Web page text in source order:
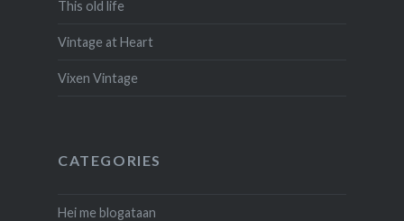
This old life
Vintage at Heart
Vixen Vintage
CATEGORIES
Hei me blogataan